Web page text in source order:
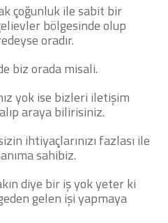
çoğunluk ile sabit bir
bölgesinde olup
oradır.
biz orada misali.
yok ise bizleri iletişim
araya bilirisiniz.
ihtiyaçlarınızı fazlası ile
sahibiz.
diye bir iş yok yeter ki
gelen işi yapmaya